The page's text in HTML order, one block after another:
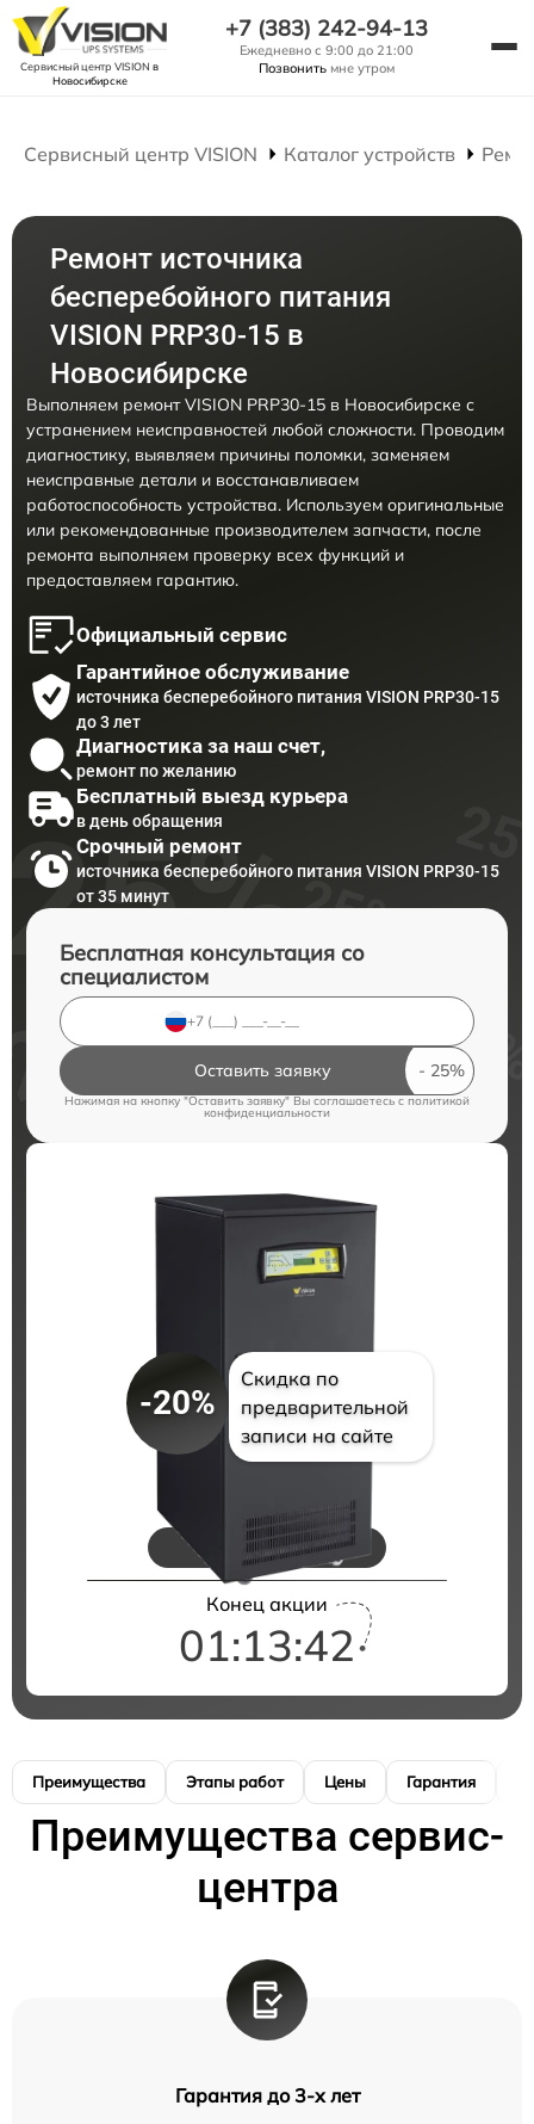
Сервисный центр VISION в
Новосибирске
+7 (383) 242-94-13
Ежедневно с 9:00 до 21:00
Позвонить мне утром
Сервисный центр VISION Каталог устройств
Ремонт источника
бесперебойного питания
VISION PRP30-15 в
Новосибирске
Выполняем ремонт VISION PRP30-15 в Новосибирске с
устранением неисправностей любой сложности. Проводим
диагностику, выявляем причины поломки, заменяем
неисправные детали и восстанавливаем
работоспособность устройства. Используем оригинальные
или рекомендованные производителем запчасти, после
ремонта выполняем проверку всех функций и
предоставляем гарантию.
Официальный сервис
Гарантийное обслуживание
источника бесперебойного питания VISION PRP30-15
до 3 лет
Диагностика за наш счет,
ремонт по желанию
Бесплатный выезд курьера
в день обращения
Срочный ремонт
источника бесперебойного питания VISION PRP30-15
от 35 минут
Бесплатная консультация со
специалистом
Оставить заявку
Нажимая на кнопку "Оставить заявку" Вы соглашаетесь cполитикой
конфиденциальности
-20%
Скидка по
предварительной
записи на сайте
Цены на ремонт
Конец акции
01:13:41
Преимущества Этапы работ Цены Гарантия
Преимущества сервис-
центра
Гарантия до 3-х лет